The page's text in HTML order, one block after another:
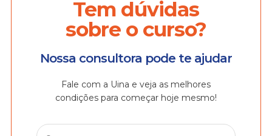
Tem dúvidas
sobre o curso?
Nossa consultora pode te ajudar
Fale com a Uina e veja as melhores
condições para começar hoje mesmo!